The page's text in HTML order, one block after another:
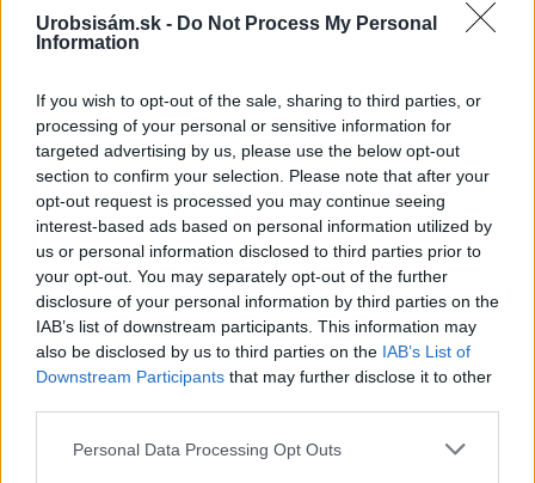
Urobsisám.sk - Do Not Process My Personal
Information
If you wish to opt-out of the sale, sharing to third parties, or
processing of your personal or sensitive information for
targeted advertising by us, please use the below opt-out
section to confirm your selection. Please note that after your
opt-out request is processed you may continue seeing
interest-based ads based on personal information utilized by
us or personal information disclosed to third parties prior to
your opt-out. You may separately opt-out of the further
disclosure of your personal information by third parties on the
IAB’s list of downstream participants. This information may
also be disclosed by us to third parties on the IAB’s List of
Downstream Participants that may further disclose it to other
Please note that this website/app uses one or more Google
Personal Data Processing Opt Outs
Vnútorné žalúzie sú v 40-stupňových horúčavách pasca:
Prečo z okna robia radiátor a ako to vyriešiť za pár eur?
Vnútorné žalúzie sú v 40-stupňových horúčavách pasca:
Prečo z okna robia radiátor a ako to vyriešiť za pár eur?
strany. Pravdepodobne pôjdeme do vonkajšieho
tienenia na spôsob markízy 250x150cm. Čínsky
predajcovia idú okolo 100 eur kus.
Nekupujte drahé lapače: Vyrobte si za 5 minút domácu
pascu na osy a sršne, ktorá ich nepustí von
Bros sprej necaka kym osa vypije moje pivo. Zaroven
nasmrdi cele hniezdo a neostane tam nic zive. Vasa
pasca naucinke moc efektivne. Skor pritiahne slimaky
Viete, kedy použiť akú maltu? Spoznajte rozdiely, ktoré
vám ušetria čas v stavebninách aj pri práci
Ten článok mal takú výpovednú hodnotu ako učivo pre
3 ročník základnej školy. To fakt? AI alebo nejaka kniha
z VŠ? Dnešné rychlotvrdnuce malty - pevnosť 40 Mpa a
doba schnutia tak 15 minut , k tomu vodotesné s
kryštálikou. A rozdiel - schnutie a zretie. Nič?
Žiadne čapovanie alebo zadlabávanie, všetko len na
čínske skrutky. Alternatíva slovenskej IKEI - čo sa týka
predávaný v Kauflande alebo Lídli.